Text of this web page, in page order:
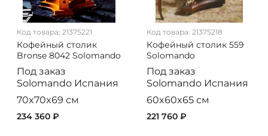
Код товара: 21375221
Кофейный столик
Bronse 8042 Solomando
Под заказ
Solomando Испания
70x70x69 см
234 360 ₽
Код товара: 21375218
Кофейный столик 559
Solomando
Под заказ
Solomando Испания
60x60x65 см
221 760 ₽